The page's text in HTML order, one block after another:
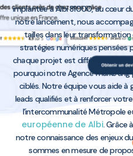
implantée à Albi 81000, au cœur
notre lancement, nous
tailles dans leur
stratégies numériques pensées
chaque projet est différent et
pourquoi notre Agence
ciblés. Notre équipe vous aide à
leads qualifiés et à renforcer
l’intercommunalité Métropole
européenne de Albi. Grâce
notre connaissance des enjeux
sommes en mesure de